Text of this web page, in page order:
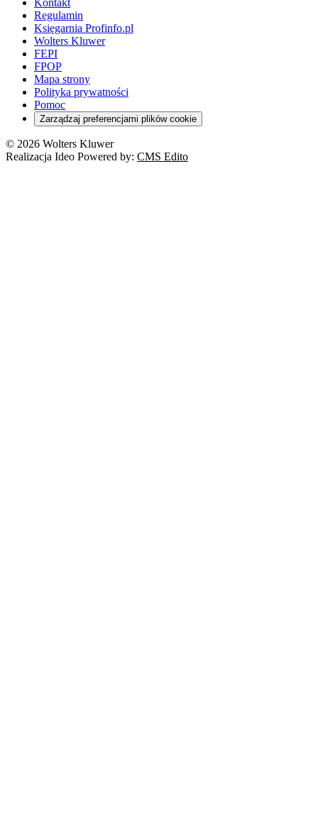
Kontakt
Regulamin
Księgarnia Profinfo.pl
Wolters Kluwer
FEPI
FPOP
Mapa strony
Polityka prywatności
Pomoc
Zarządzaj preferencjami plików cookie
© 2026 Wolters Kluwer
Realizacja Ideo Powered by: CMS Edito